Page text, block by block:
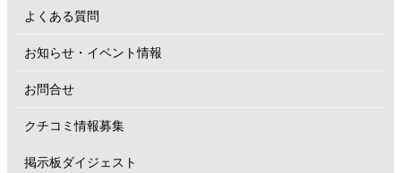
よくある質問
お知らせ・イベント情報
お問合せ
クチコミ情報募集
掲示板ダイジェスト